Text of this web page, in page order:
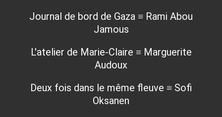
Journal de bord de Gaza ≡ Rami Abou
Jamous
L'atelier de Marie-Claire ≡ Marguerite
Audoux
Deux fois dans le même fleuve ≡ Sofi
Oksanen